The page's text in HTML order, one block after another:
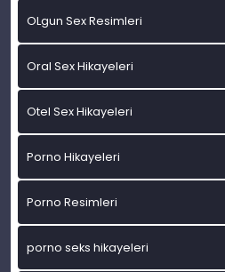
OLgun Sex Resimleri
Oral Sex Hikayeleri
Otel Sex Hikayeleri
Porno Hikayeleri
Porno Resimleri
porno seks hikayeleri